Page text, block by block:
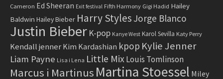
Cameron Ed Sheeran Exit festival Fifth Harmony Gigi Hadid Hailey
Baldwin Hailey Bieber Harry Styles Jorge Blanco
Justin Bieber K-pop Kanye West Karol Sevilla Katy Perry
Kendall jenner Kim Kardashian kpop Kylie Jenner
Liam Payne Lisa i Lena Little Mix Louis Tomlinson
Marcus i Martinus Martina Stoessel Miley